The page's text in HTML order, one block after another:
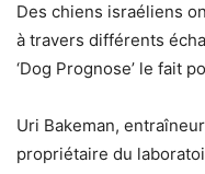
Des chiens israéliens
à travers différents
‘Dog Prognose’ le fait
Uri Bakeman,
propriétaire du